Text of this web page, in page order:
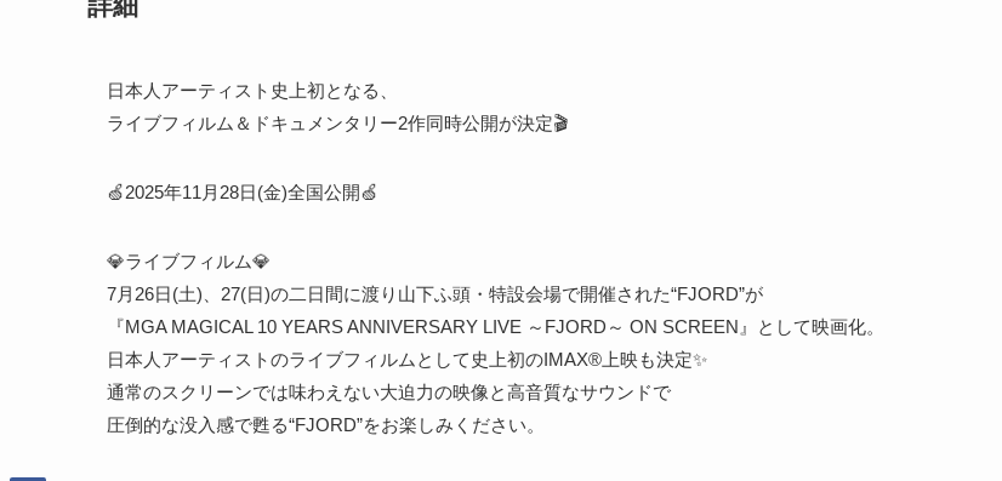
日本人アーティスト史上初となる、
ライブフィルム＆ドキュメンタリー2作同時公開が決定🎬
🍏2025年11月28日(金)全国公開🍏
💎ライブフィルム💎
7月26日(土)、27(日)の二日間に渡り山下ふ頭・特設会場で開催された“FJORD”が
『MGA MAGICAL 10 YEARS ANNIVERSARY LIVE ～FJORD～ ON SCREEN』として映画化。
日本人アーティストのライブフィルムとして史上初のIMAX®上映も決定✨
通常のスクリーンでは味わえない大迫力の映像と高音質なサウンドで
圧倒的な没入感で甦る“FJORD”をお楽しみください。